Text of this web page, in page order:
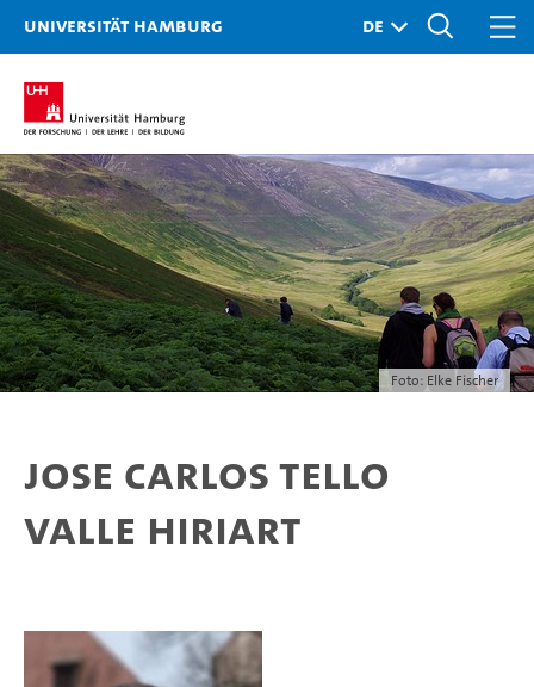
Universität Hamburg
Foto: Elke Fischer
Jose Carlos Tello
Valle Hiriart